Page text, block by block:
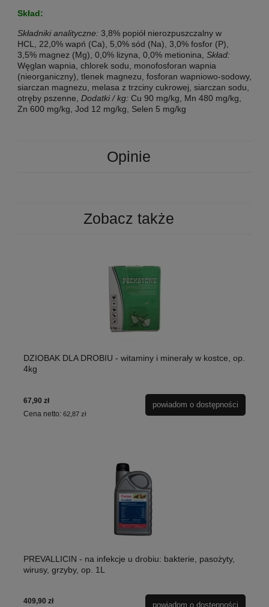
Skład:
Składniki analityczne: 3,8% popiół nierozpuszczalny w
HCL, 22,0% wapń (Ca), 5,0% sód (Na), 3,0% fosfor (P),
3,5% magnez (Mg), 0,0% lizyna, 0,0% metionina, Skład:
Węglan wapnia, chlorek sodu, monofosforan wapnia
(nieorganiczny), tlenek magnezu, fosforan wapniowo-sodowy,
siarczan magnezu, melasa z trzciny cukrowej, siarczan sodu,
otręby pszenne, Dodatki / kg: Cu 90 mg/kg, Mn 480 mg/kg,
Zn 600 mg/kg, Jod 12 mg/kg, Selen 5 mg/kg
Opinie
Zobacz także
DZIOBAK DLA DROBIU - witaminy i minerały w kostce, op.
4kg
67,90 zł
Cena netto: 62,87 zł
powiadom o dostępności
PREVALLICIN - na infekcje u drobiu: bakterie, pasożyty,
wirusy, grzyby, op. 1L
409,90 zł powiadom o dostępności